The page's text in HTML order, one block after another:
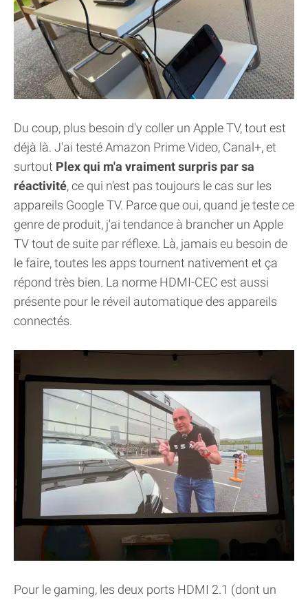
Du coup, plus besoin d'y coller un Apple TV, tout est
déjà là. J'ai testé Amazon Prime Video, Canal+, et
surtout Plex qui m'a vraiment surpris par sa
réactivité, ce qui n'est pas toujours le cas sur les
appareils Google TV. Parce que oui, quand je teste ce
genre de produit, j'ai tendance à brancher un Apple
TV tout de suite par réflexe. Là, jamais eu besoin de
le faire, toutes les apps tournent nativement et ça
répond très bien. La norme HDMI-CEC est aussi
présente pour le réveil automatique des appareils
connectés.
Pour le gaming, les deux ports HDMI 2.1 (dont un